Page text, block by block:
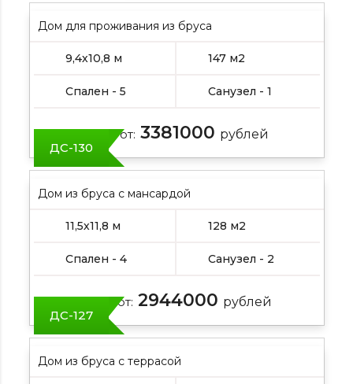
Дом для проживания из бруса
9,4х10,8 м 147 м2
Спален - 5 Санузел - 1
Цена от: 3381000 рублей
ДС-130
Дом из бруса с мансардой
11,5х11,8 м 128 м2
Спален - 4 Санузел - 2
Цена от: 2944000 рублей
ДС-127
Дом из бруса с террасой